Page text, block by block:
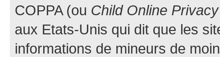
COPPA (ou Child Online
aux Etats-Unis qui dit que les
informations de mineurs de